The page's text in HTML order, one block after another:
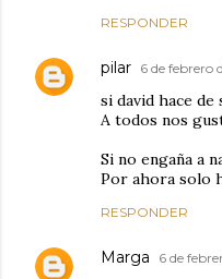
RESPONDER
pilar 6 de febrero
si david hace
A todos nos
Si no engaña a
Por ahora solo
RESPONDER
Marga 6 de